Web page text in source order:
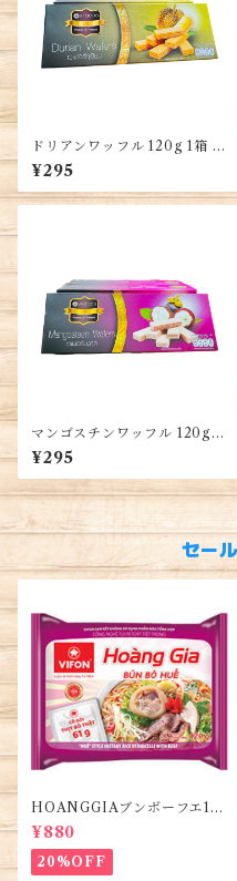
ドリアンワッフル 120g 1箱 ハ
ラル認証・Durian Wafers
¥295
マンゴスチンワッフル 120g 1
箱 ハラル認証・Mangosteen
Wafers
¥295
セー
HOANGGIAブンボーフエ12
0g (5袋)・Bún Bò Huế
¥880
20%OFF